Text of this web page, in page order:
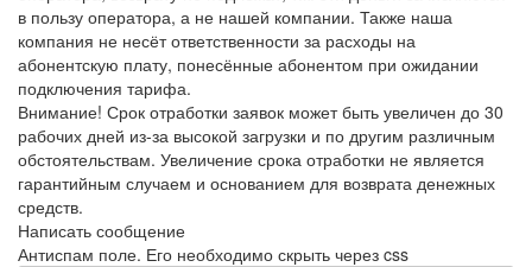
в пользу оператора, а не нашей компании. Также наша
компания не несёт ответственности за расходы на
абонентскую плату, понесённые абонентом при ожидании
подключения тарифа.
Внимание! Срок отработки заявок может быть увеличен до 30
рабочих дней из-за высокой загрузки и по другим различным
обстоятельствам. Увеличение срока отработки не является
гарантийным случаем и основанием для возврата денежных
средств.
Написать сообщение
Антиспам поле. Его необходимо скрыть через css